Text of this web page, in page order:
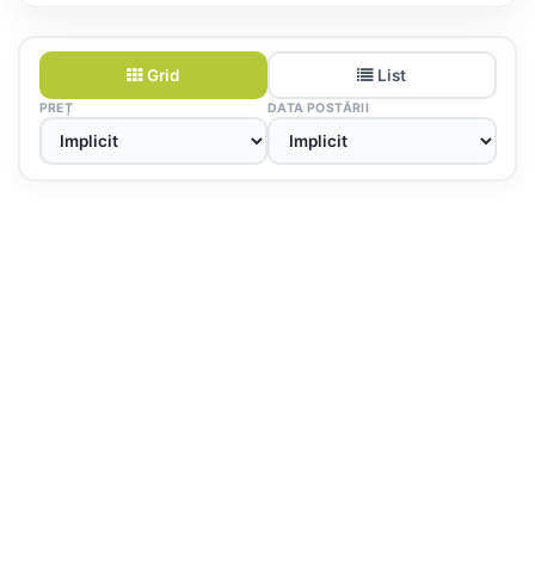
Grid List
PREȚ DATA POSTĂRII